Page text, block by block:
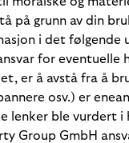
på grunn av din
i det følgende
for eventuelle
er å avstå fra å
osv.) er
ble vurdert i
Group GmbH